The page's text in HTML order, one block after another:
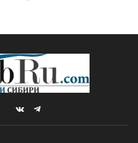
по бильярдному
НОВОСТИ
1 Min Read